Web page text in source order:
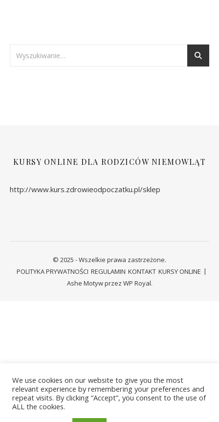
KURSY ONLINE DLA RODZICÓW NIEMOWLĄT
http://www.kurs.zdrowieodpoczatku.pl/sklep
© 2025 - Wszelkie prawa zastrzeżone.
POLITYKA PRYWATNOŚCI REGULAMIN KONTAKT KURSY ONLINE
Ashe Motyw przez WP Royal.
We use cookies on our website to give you the most
relevant experience by remembering your preferences and
repeat visits. By clicking “Accept”, you consent to the use of
ALL the cookies.